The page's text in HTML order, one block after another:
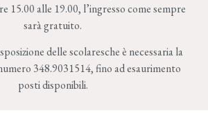
15.00 alle 19.00, l’ingresso come sempre
sarà gratuito.
delle scolaresche è necessaria la
348.9031514, fino ad esaurimento
posti disponibili.